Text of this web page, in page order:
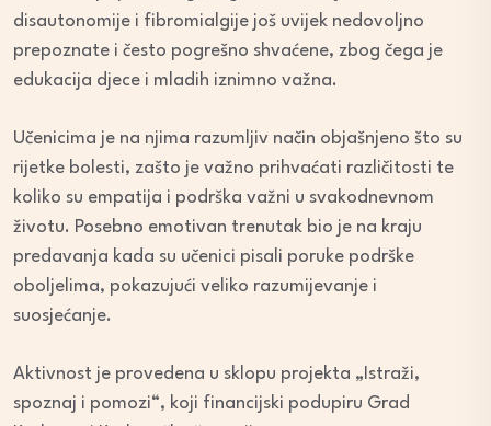
disautonomije i fibromialgije još uvijek nedovoljno
prepoznate i često pogrešno shvaćene, zbog čega je
edukacija djece i mladih iznimno važna.
Učenicima je na njima razumljiv način objašnjeno što su
rijetke bolesti, zašto je važno prihvaćati različitosti te
koliko su empatija i podrška važni u svakodnevnom
životu. Posebno emotivan trenutak bio je na kraju
predavanja kada su učenici pisali poruke podrške
oboljelima, pokazujući veliko razumijevanje i
suosjećanje.
Aktivnost je provedena u sklopu projekta „Istraži,
spoznaj i pomozi“, koji financijski podupiru Grad